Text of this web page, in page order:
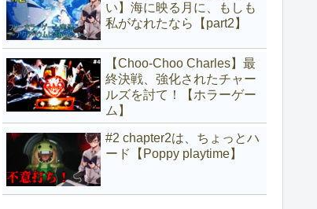
い】海に映る月に、もしも
私がなれたなら【part2】
【Choo-Choo Charles】最
終決戦、強化されたチャー
ルズを討て！【ホラーゲー
ム】
#2 chapter2は、ちょっとハ
ード【Poppy playtime】